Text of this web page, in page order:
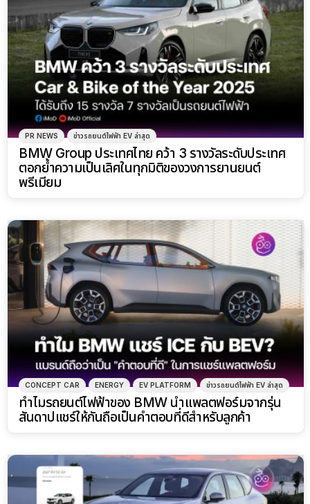
PR NEWS ข่าวรถยนต์ไฟฟ้า EV ล่าสุด
BMW Group ประเทศไทย คว้า 3 รางวัลระดับประเทศ
ตอกย้ำความเป็นเลิศในทุกมิติของวงการยานยนต์
พรีเมียม
CONCEPT CAR ENERGY EV PLATFORM ข่าวรถยนต์ไฟฟ้า EV ล่าสุด
ทำไมรถยนต์ไฟฟ้าของ BMW นำแพลตฟอร์มจากรุ่น
สันดาปแชร์ให้กันถือเป็นคำตอบที่ดีสำหรับลูกค้า